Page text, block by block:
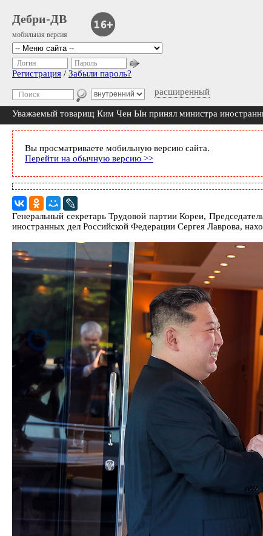
Дебри-ДВ
мобильная версия
расширенный
Логин Пароль
Регистрация / Забыли пароль?
Уважаемый товарищ Ким Чен Ын принял министра
Вы просматриваете мобильную версию сайта.
Перейти на обычную версию >>
Генеральный секретарь Трудовой партии Кореи,
иностранных дел Российской Федерации Сергея Лаврова,